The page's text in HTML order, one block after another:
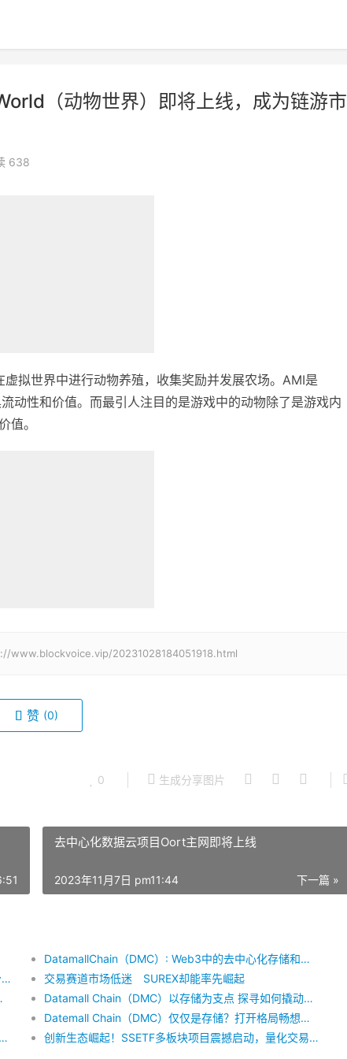
（动物世界）即将上线，成为链游市
638
拟世界中进行动物养殖，收集奖励并发展农场。AMI是
动性和价值。而最引人注目的是游戏中的动物除了是游戏内
值。
www.blockvoice.vip/20231028184051918.html
赞 (0)
0 生成分享图片
去中心化数据云项目Oort主网即将上线
下一篇 »
2023年11月7日 pm11:44
DatamallChain（DMC）: Web3中的去中心化存储和商业模式
重磅来袭，以太坊核心基金会AlephCrypto低调入局分布式存储市场－与Datamall Chain（DMC）全面合作
交易赛道市场低迷 SUREX却能率先崛起
哪些发现？
Datamall Chain（DMC）以存储为支点 探寻如何撬动Web3时代
Datemall Chain（DMC）仅仅是存储？打开格局畅想像未来巨大价值可能性
DMC基金会主席Victor CHen聊Web3去中心化数据存储的现状与未来
创新生态崛起！SSETF多板块项目震撼启动，量化交易驱动多元生态布局